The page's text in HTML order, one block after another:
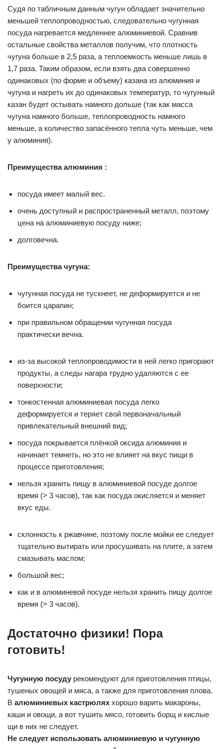
Судя по табличным данным чугун обладает значительно
меньшей теплопроводностью, следовательно чугунная
посуда нагревается медленнее алюминиевой. Сравнив
остальные свойства металлов получим, что плотность
чугуна больше в 2,5 раза, а теплоемкость меньше лишь в
1,7 раза. Таким образом, если взять два совершенно
одинаковых (по форме и объему) казана из алюминия и
чугуна и нагреть их до одинаковых температур, то чугунный
казан будет остывать намного дольше (так как масса
чугуна намного больше, теплопроводность намного
меньше, а количество запасённого тепла чуть меньше, чем
у алюминия).
Преимущества алюминия :
посуда имеет малый вес.
очень доступный и распространенный металл, поэтому
цена на алюминиевую посуду ниже;
долговечна.
Преимущества чугуна:
чугунная посуда не тускнеет, не деформируется и не
боится царапин;
при правильном обращении чугунная посуда
практически вечна.
из-за высокой теплопроводимости в ней легко пригорают
продукты, а следы нагара трудно удаляются с ее
поверхности;
тонкостенная алюминиевая посуда легко
деформируется и теряет свой первоначальный
привлекательный внешний вид;
посуда покрывается плёнкой оксида алюминия и
начинает темнеть, но это не влияет на вкус пищи в
процессе приготовления;
нельзя хранить пищу в алюминиевой посуде долгое
время (> 3 часов), так как посуда окисляется и меняет
вкус еды.
склонность к ржавчине, поэтому после мойки ее следует
тщательно вытирать или просушивать на плите, а затем
смазывать маслом;
большой вес;
как и в алюминевой посуде нельзя хранить пищу долгое
время (> 3 часов).
Достаточно физики! Пора
готовить!
Чугунную посуду рекомендуют для приготовления птицы,
тушеных овощей и мяса, а также для приготовления плова.
В алюминиевых кастрюлях хорошо варить макароны,
каши и овощи, а вот тушить мясо, готовить борщ и кислые
щи в них не следует.
Не следует использовать алюминиевую и чугунную